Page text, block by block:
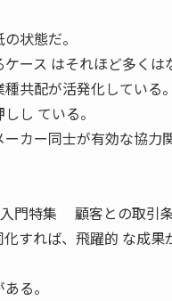
状態だ。
ース はそれほど多くは
共配が活発化している。
し ている。
カー同士が有効な協力
門特集 顧客との取引
すれば、飛躍的 な成果
る。